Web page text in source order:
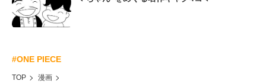
#ONE PIECE
TOP
漫画